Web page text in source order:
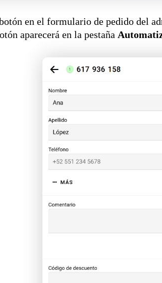
en el formulario de pedido del
aparecerá en la pestaña